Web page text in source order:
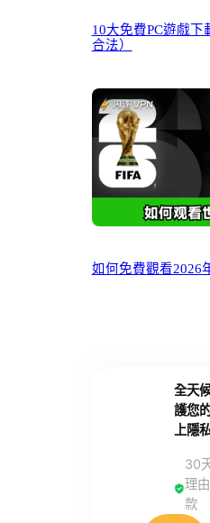
10大免費PC遊戲下
合法）
如何免費觀看2026
全天
護您
上隱
30
理
款